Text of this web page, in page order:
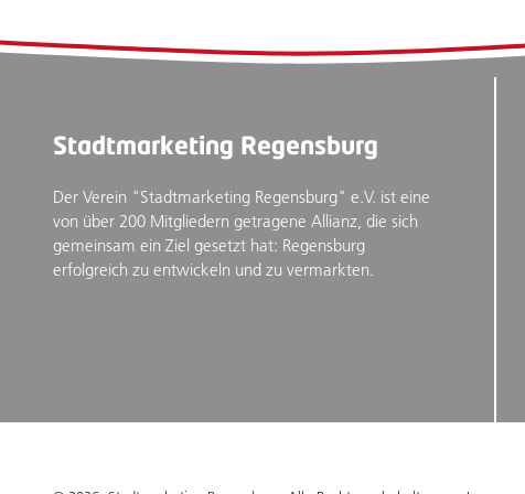
Stadtmarketing Regensburg
Der Verein "Stadtmarketing Regensburg" e.V. ist eine
von über 200 Mitgliedern getragene Allianz, die sich
gemeinsam ein Ziel gesetzt hat: Regensburg
erfolgreich zu entwickeln und zu vermarkten.